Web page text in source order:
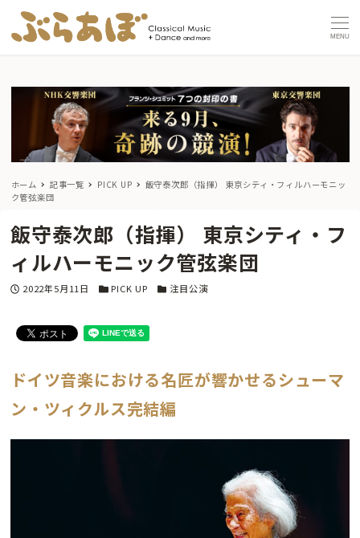
MENU
ホーム 記事一覧 PICK UP
飯守泰次郎（指揮） 東京シティ・フィルハーモニッ
ク管弦楽団
飯守泰次郎（指揮） 東京シティ・フ
ィルハーモニック管弦楽団
投稿日
2022年5月11日 カテゴリー
PICK UP カテゴリー
注目公演
ドイツ音楽における名匠が響かせるシューマ
ン・ツィクルス完結編